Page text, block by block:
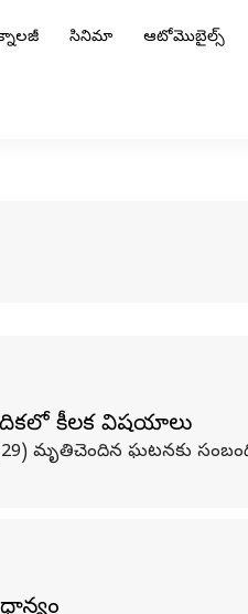
సినిమా ఆటోమొబైల్స్
కీలక విషయాలు
ఘటనకు